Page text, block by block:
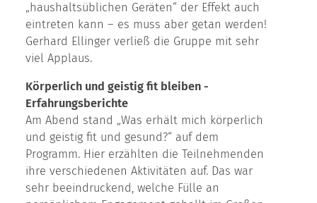
„haushaltsüblichen Geräten“ der Effekt auch
eintreten kann – es muss aber getan werden!
Gerhard Ellinger verließ die Gruppe mit sehr
viel Applaus.
Körperlich und geistig fit bleiben -
Erfahrungsberichte
Am Abend stand „Was erhält mich körperlich
und geistig fit und gesund?“ auf dem
Programm. Hier erzählten die Teilnehmenden
ihre verschiedenen Aktivitäten auf. Das war
sehr beeindruckend, welche Fülle an